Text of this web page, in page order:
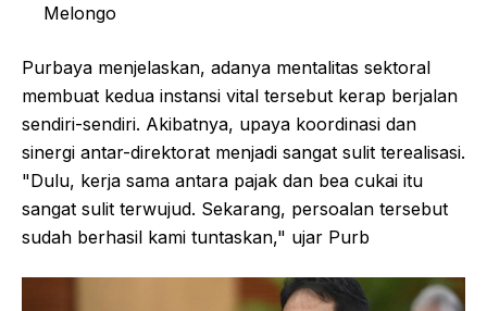
Melongo
Purbaya menjelaskan, adanya mentalitas sektoral
membuat kedua instansi vital tersebut kerap berjalan
sendiri-sendiri. Akibatnya, upaya koordinasi dan
sinergi antar-direktorat menjadi sangat sulit terealisasi.
"Dulu, kerja sama antara pajak dan bea cukai itu
sangat sulit terwujud. Sekarang, persoalan tersebut
sudah berhasil kami tuntaskan," ujar Purb